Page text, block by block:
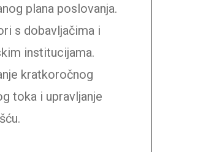
plana poslovanja.
s dobavljačima i
institucijama.
kratkoročnog
toka i upravljanje